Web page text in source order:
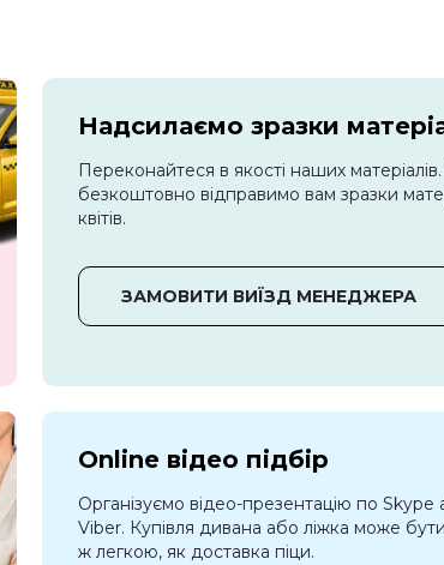
Надсилаємо зразки
Переконайтеся в якості наших
безкоштовно відправимо вам зразки
квітів.
ЗАМОВИТИ ВИЇЗД МЕНЕДЖЕРА
Online відео підбір
Організуємо відео-презентацію по Skype
Viber. Купівля дивана або ліжка може
ж легкою, як доставка піци.